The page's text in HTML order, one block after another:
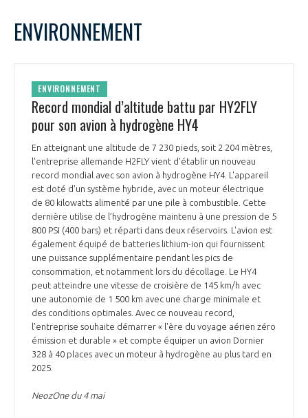
ENVIRONNEMENT
ENVIRONNEMENT
Record mondial d’altitude battu par HY2FLY
pour son avion à hydrogène HY4
En atteignant une altitude de 7 230 pieds, soit 2 204 mètres,
l'entreprise allemande H2FLY vient d'établir un nouveau
record mondial avec son avion à hydrogène HY4. L'appareil
est doté d'un système hybride, avec un moteur électrique
de 80 kilowatts alimenté par une pile à combustible. Cette
dernière utilise de l’hydrogène maintenu à une pression de 5
800 PSI (400 bars) et réparti dans deux réservoirs. L'avion est
également équipé de batteries lithium-ion qui fournissent
une puissance supplémentaire pendant les pics de
consommation, et notamment lors du décollage. Le HY4
peut atteindre une vitesse de croisière de 145 km/h avec
une autonomie de 1 500 km avec une charge minimale et
des conditions optimales. Avec ce nouveau record,
l'entreprise souhaite démarrer « l'ère du voyage aérien zéro
émission et durable » et compte équiper un avion Dornier
328 à 40 places avec un moteur à hydrogène au plus tard en
2025.
NeozOne du 4 mai